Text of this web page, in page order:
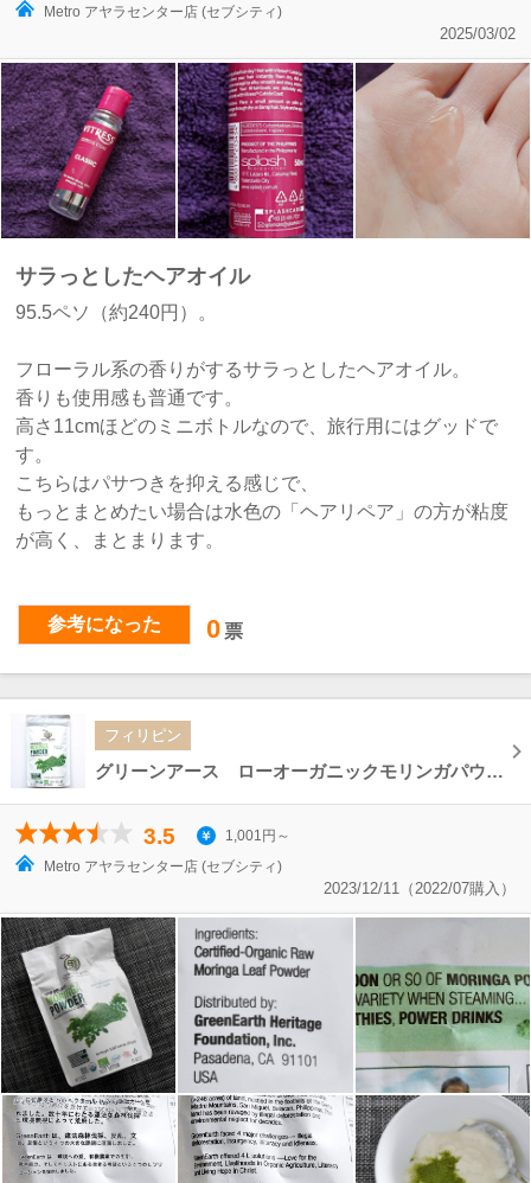
Metro アヤラセンター店 (セブシティ)
2025/03/02
サラっとしたヘアオイル
95.5ペソ（約240円）。
フローラル系の香りがするサラっとしたヘアオイル。
香りも使用感も普通です。
高さ11cmほどのミニボトルなので、旅行用にはグッドで
す。
こちらはパサつきを抑える感じで、
もっとまとめたい場合は水色の「ヘアリペア」の方が粘度
が高く、まとまります。
参考になった 0 票
フィリピン
グリーンアース ローオーガニックモリンガパウダー Green Earth MORINGA POWDER 100g
3.5
1,001円～
Metro アヤラセンター店 (セブシティ)
2023/12/11（2022/07購入）